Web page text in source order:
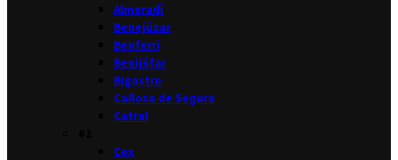
Almoradí
Benejúzar
Benferri
Benijófar
Bigastro
Callosa de Segura
Catral
Cox